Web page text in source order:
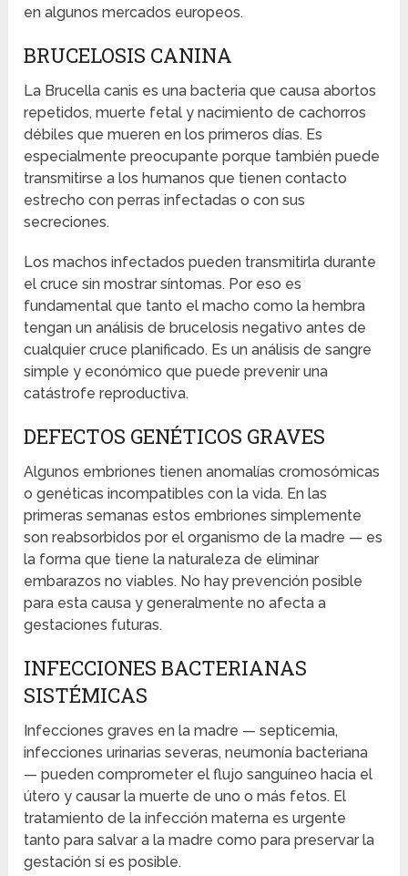
en algunos mercados europeos.
BRUCELOSIS CANINA
La Brucella canis es una bacteria que causa abortos
repetidos, muerte fetal y nacimiento de cachorros
débiles que mueren en los primeros días. Es
especialmente preocupante porque también puede
transmitirse a los humanos que tienen contacto
estrecho con perras infectadas o con sus
secreciones.
Los machos infectados pueden transmitirla durante
el cruce sin mostrar síntomas. Por eso es
fundamental que tanto el macho como la hembra
tengan un análisis de brucelosis negativo antes de
cualquier cruce planificado. Es un análisis de sangre
simple y económico que puede prevenir una
catástrofe reproductiva.
DEFECTOS GENÉTICOS GRAVES
Algunos embriones tienen anomalías cromosómicas
o genéticas incompatibles con la vida. En las
primeras semanas estos embriones simplemente
son reabsorbidos por el organismo de la madre — es
la forma que tiene la naturaleza de eliminar
embarazos no viables. No hay prevención posible
para esta causa y generalmente no afecta a
gestaciones futuras.
INFECCIONES BACTERIANAS
SISTÉMICAS
Infecciones graves en la madre — septicemia,
infecciones urinarias severas, neumonía bacteriana
— pueden comprometer el flujo sanguíneo hacia el
útero y causar la muerte de uno o más fetos. El
tratamiento de la infección materna es urgente
tanto para salvar a la madre como para preservar la
gestación si es posible.